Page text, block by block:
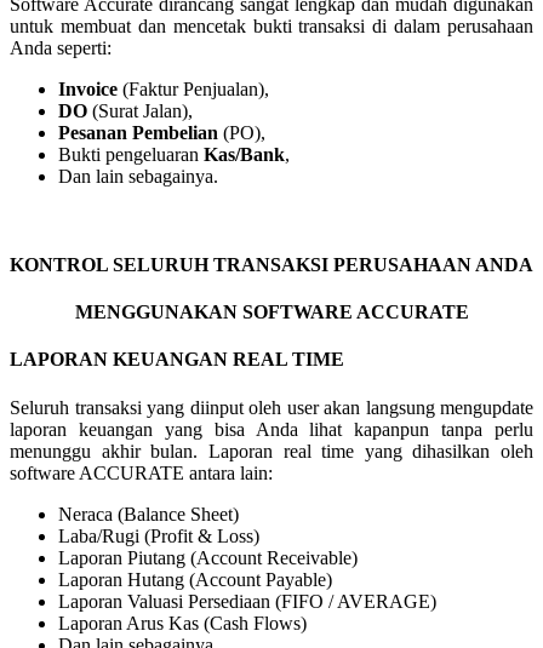
untuk membuat dan mencetak bukti transaksi di dalam perusahaan
Anda seperti:
Invoice (Faktur Penjualan),
DO (Surat Jalan),
Pesanan Pembelian (PO),
Bukti pengeluaran Kas/Bank,
Dan lain sebagainya.
KONTROL SELURUH TRANSAKSI PERUSAHAAN ANDA
MENGGUNAKAN SOFTWARE ACCURATE
LAPORAN KEUANGAN REAL TIME
Seluruh transaksi yang diinput oleh user akan langsung mengupdate
laporan keuangan yang bisa Anda lihat kapanpun tanpa perlu
menunggu akhir bulan. Laporan real time yang dihasilkan oleh
software ACCURATE antara lain:
Neraca (Balance Sheet)
Laba/Rugi (Profit & Loss)
Laporan Piutang (Account Receivable)
Laporan Hutang (Account Payable)
Laporan Valuasi Persediaan (FIFO / AVERAGE)
Laporan Arus Kas (Cash Flows)